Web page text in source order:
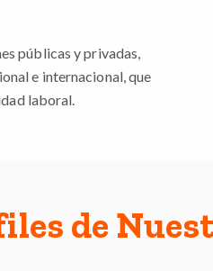
públicas y privadas,
e internacional, que
laboral.
de